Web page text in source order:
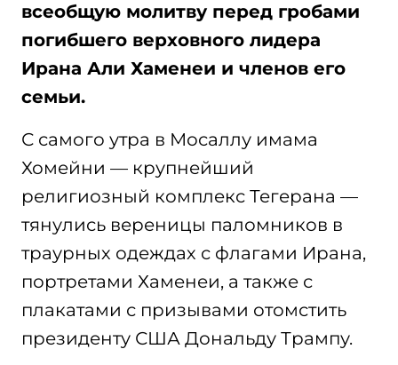
всеобщую молитву перед гробами
погибшего верховного лидера
Ирана Али Хаменеи и членов его
семьи.
С самого утра в Мосаллу имама
Хомейни — крупнейший
религиозный комплекс Тегерана —
тянулись вереницы паломников в
траурных одеждах с флагами Ирана,
портретами Хаменеи, а также с
плакатами с призывами отомстить
президенту США Дональду Трампу.